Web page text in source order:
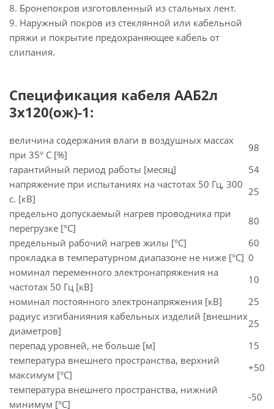
8. Бронепокров изготовленный из стальных лент.
9. Наружный покров из стеклянной или кабельной
пряжи и покрытие предохраняющее кабель от
слипания.
Спецификация кабеля ААБ2л
3х120(ож)-1:
величина содержания влаги в воздушных массах
при 35° C [%]
98
гарантийный период работы [месяц]
54
напряжение при испытаниях на частотах 50 Гц, 300
с. [кВ]
25
предельно допускаемый нагрев проводника при
перегрузке [°С]
80
предельный рабочий нагрев жилы [°С]
60
прокладка в температурном диапазоне не ниже [°C] 0
номинал переменного электронапряжения на
частотах 50 Гц [кВ]
10
номинал постоянного электронапряжения [кВ]
25
радиус изгибанияния кабельных изделий [внешних
диаметров]
25
перепад уровней, не больше [м]
15
температура внешнего пространства, верхний
максимум [°C]
+50
температура внешнего пространства, нижний
минимум [°C]
-50